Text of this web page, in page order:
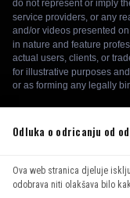
continuing to use our
Odluka o odricanju od
Ova web stranica djeluje
odobrava niti olakšava bilo